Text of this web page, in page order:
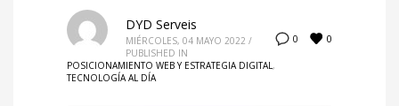
0 0
DYD Serveis
MIÉRCOLES, 04 MAYO 2022 /
PUBLISHED IN
POSICIONAMIENTO WEB Y ESTRATEGIA DIGITAL ,
TECNOLOGÍA AL DÍA